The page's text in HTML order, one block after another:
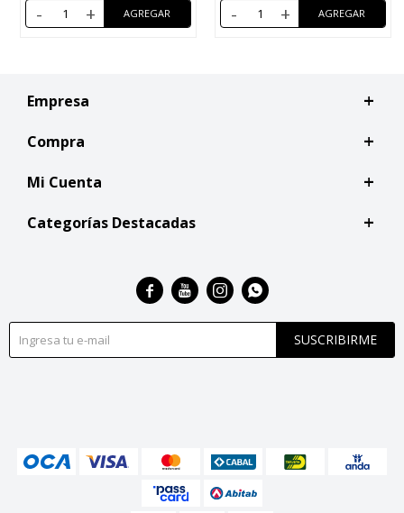
- + - +
Empresa
Compra
Mi Cuenta
Categorías Destacadas
SUSCRIBIRME
   